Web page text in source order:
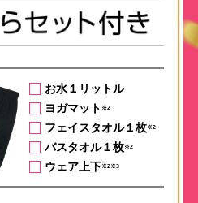
お水１リットル
ヨガマット ※2
フェイスタオル１枚※2
バスタオル１枚※2
ウェア上下※2※3